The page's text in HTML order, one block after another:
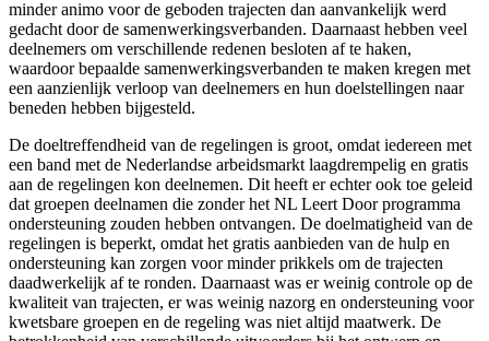
minder animo voor de geboden trajecten dan aanvankelijk werd
gedacht door de samenwerkingsverbanden. Daarnaast hebben veel
deelnemers om verschillende redenen besloten af te haken,
waardoor bepaalde samenwerkingsverbanden te maken kregen met
een aanzienlijk verloop van deelnemers en hun doelstellingen naar
beneden hebben bijgesteld.
De doeltreffendheid van de regelingen is groot, omdat iedereen met
een band met de Nederlandse arbeidsmarkt laagdrempelig en gratis
aan de regelingen kon deelnemen. Dit heeft er echter ook toe geleid
dat groepen deelnamen die zonder het NL Leert Door programma
ondersteuning zouden hebben ontvangen. De doelmatigheid van de
regelingen is beperkt, omdat het gratis aanbieden van de hulp en
ondersteuning kan zorgen voor minder prikkels om de trajecten
daadwerkelijk af te ronden. Daarnaast was er weinig controle op de
kwaliteit van trajecten, er was weinig nazorg en ondersteuning voor
kwetsbare groepen en de regeling was niet altijd maatwerk. De